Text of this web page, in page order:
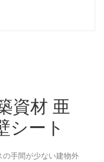
資材 亜
シート
手間が少ない建物外